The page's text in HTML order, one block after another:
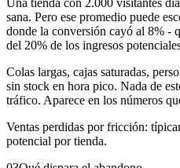
sana. Pero ese promedio puede
donde la conversión cayó al 8% -
del 20% de los ingresos
Colas largas, cajas saturadas,
sin stock en hora pico. Nada de
tráfico. Aparece en los números
Ventas perdidas por fricción:
potencial por tienda.